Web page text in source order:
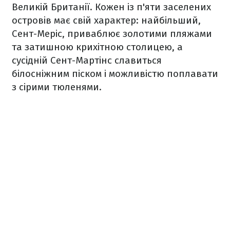
Великій Британії. Кожен із п'яти заселених
островів має свій характер: найбільший,
Сент-Меріс, приваблює золотими пляжами
та затишною крихітною столицею, а
сусідній Сент-Мартінс славиться
білосніжним піском і можливістю поплавати
з сірими тюленями.